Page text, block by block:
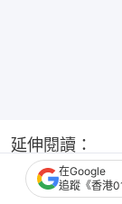
延伸閱讀：
接受器官捐贈
在Google
追蹤《香港